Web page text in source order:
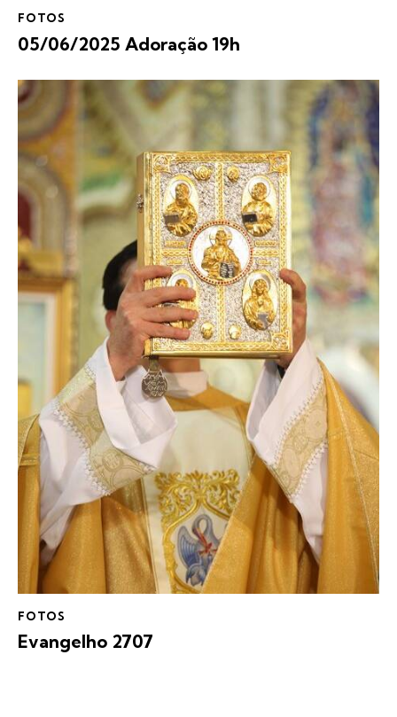
FOTOS
05/06/2025 Adoração 19h
FOTOS
Evangelho 2707